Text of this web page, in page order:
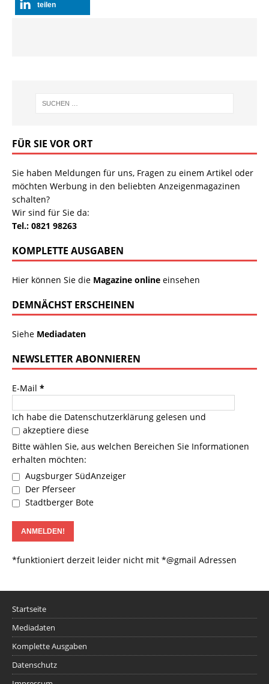
teilen
FÜR SIE VOR ORT
Sie haben Meldungen für uns, Fragen zu einem Artikel oder
möchten Werbung in den beliebten Anzeigenmagazinen
schalten?
Wir sind für Sie da:
Tel.: 0821 98263
KOMPLETTE AUSGABEN
Hier können Sie die Magazine online einsehen
DEMNÄCHST ERSCHEINEN
Siehe Mediadaten
NEWSLETTER ABONNIEREN
E-Mail *
Ich habe die Datenschutzerklärung gelesen und
akzeptiere diese
Bitte wählen Sie, aus welchen Bereichen Sie Informationen
erhalten möchten:
Augsburger SüdAnzeiger
Der Pferseer
Stadtberger Bote
*funktioniert derzeit leider nicht mit *@gmail Adressen
Startseite
Mediadaten
Komplette Ausgaben
Datenschutz